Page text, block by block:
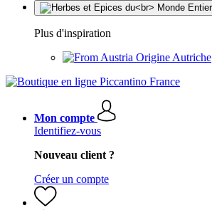
Plus d'inspiration
Origine Autriche
Mon compte
Identifiez-vous
Nouveau client ?
Créer un compte